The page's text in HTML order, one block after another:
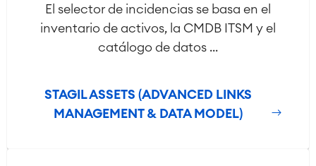
El selector de incidencias se basa en el
inventario de activos, la CMDB ITSM y el
catálogo de datos ...
STAGIL ASSETS (ADVANCED LINKS
MANAGEMENT & DATA MODEL)